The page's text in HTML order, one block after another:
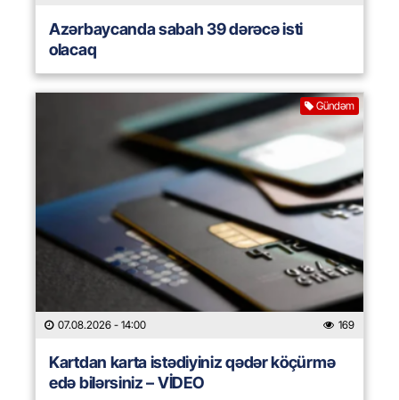
Azərbaycanda sabah 39 dərəcə isti
olacaq
Gündəm
07.08.2026 - 14:00 169
Kartdan karta istədiyiniz qədər köçürmə
edə bilərsiniz – VİDEO